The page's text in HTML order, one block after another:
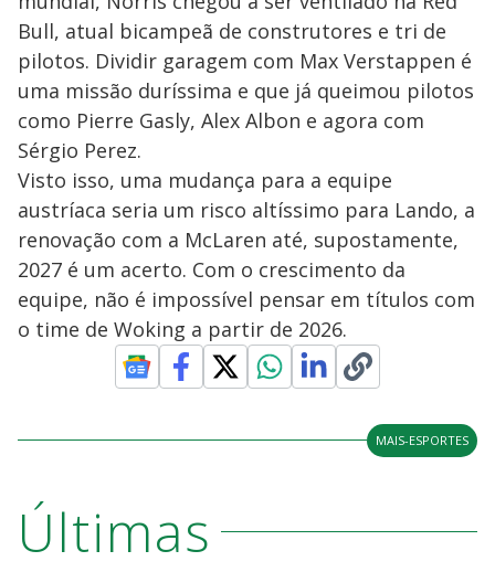
Bull, atual bicampeã de construtores e tri de
pilotos. Dividir garagem com Max Verstappen é
uma missão duríssima e que já queimou pilotos
como Pierre Gasly, Alex Albon e agora com
Sérgio Perez.
Visto isso, uma mudança para a equipe
austríaca seria um risco altíssimo para Lando, a
renovação com a McLaren até, supostamente,
2027 é um acerto. Com o crescimento da
equipe, não é impossível pensar em títulos com
o time de Woking a partir de 2026.
MAIS-ESPORTES
Últimas